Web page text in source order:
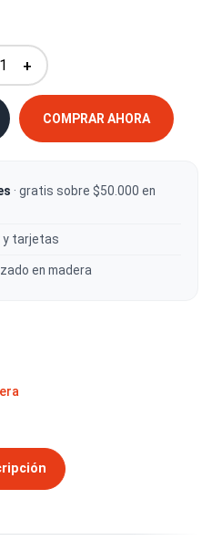
+
COMPRAR AHORA
· gratis sobre $50.000 en
y tarjetas
en madera